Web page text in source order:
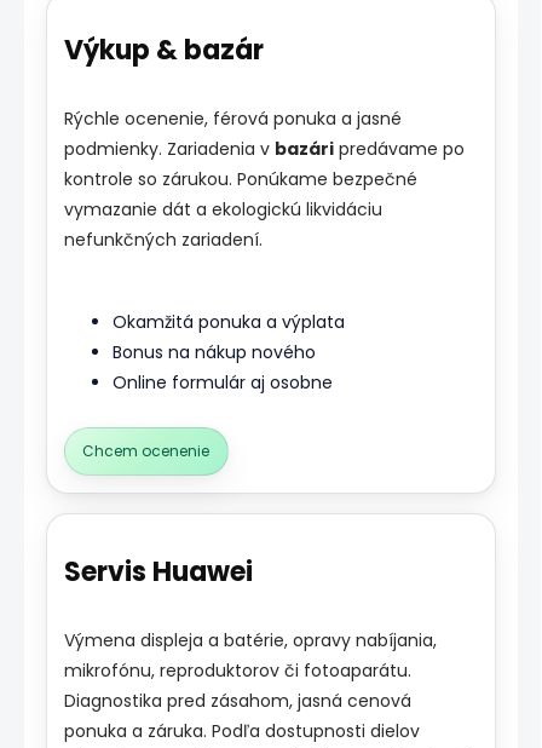
Výkup & bazár
Rýchle ocenenie, férová ponuka a jasné
podmienky. Zariadenia v bazáripredávame po
kontrole so zárukou. Ponúkame bezpečné
vymazanie dát a ekologickú likvidáciu
nefunkčných zariadení.
Okamžitá ponuka a výplata
Bonus na nákup nového
Online formulár aj osobne
Chcem ocenenie
Servis Huawei
Výmena displeja a batérie, opravy nabíjania,
mikrofónu, reproduktorov či fotoaparátu.
Diagnostika pred zásahom, jasná cenová
ponuka a záruka. Podľa dostupnosti dielov